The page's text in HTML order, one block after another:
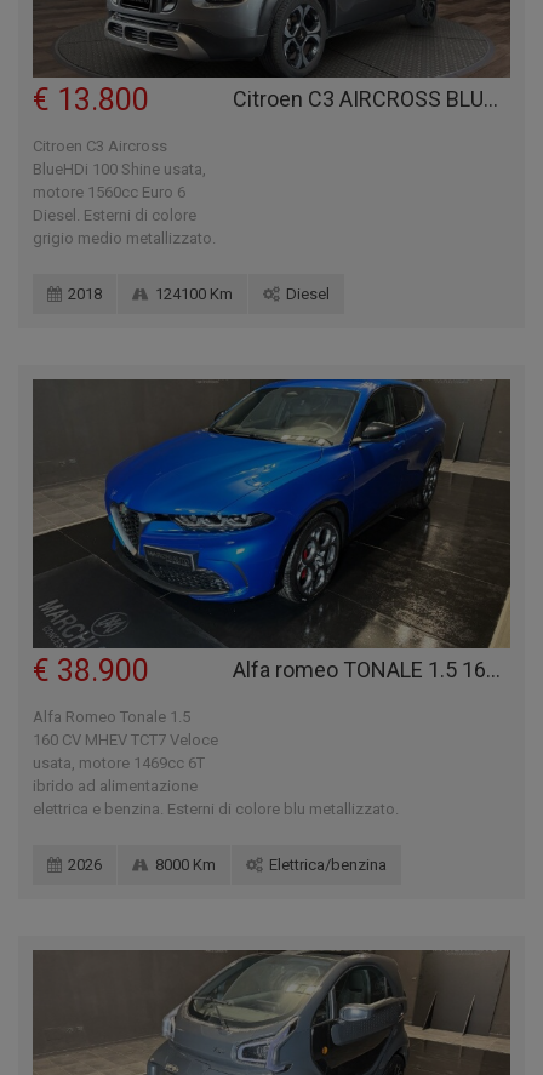
Citroen C3 AIRCROSS BLUEHDI 100 SHINE
€ 13.800
Citroen C3 Aircross
BlueHDi 100 Shine usata,
motore 1560cc Euro 6
Diesel. Esterni di colore
grigio medio metallizzato.
2018 124100 Km Diesel
Alfa romeo TONALE 1.5 160 CV MHEV TCT7 VELOCE
€ 38.900
Alfa Romeo Tonale 1.5
160 CV MHEV TCT7 Veloce
usata, motore 1469cc 6T
ibrido ad alimentazione
elettrica e benzina. Esterni di colore blu metallizzato.
2026 8000 Km Elettrica/benzina